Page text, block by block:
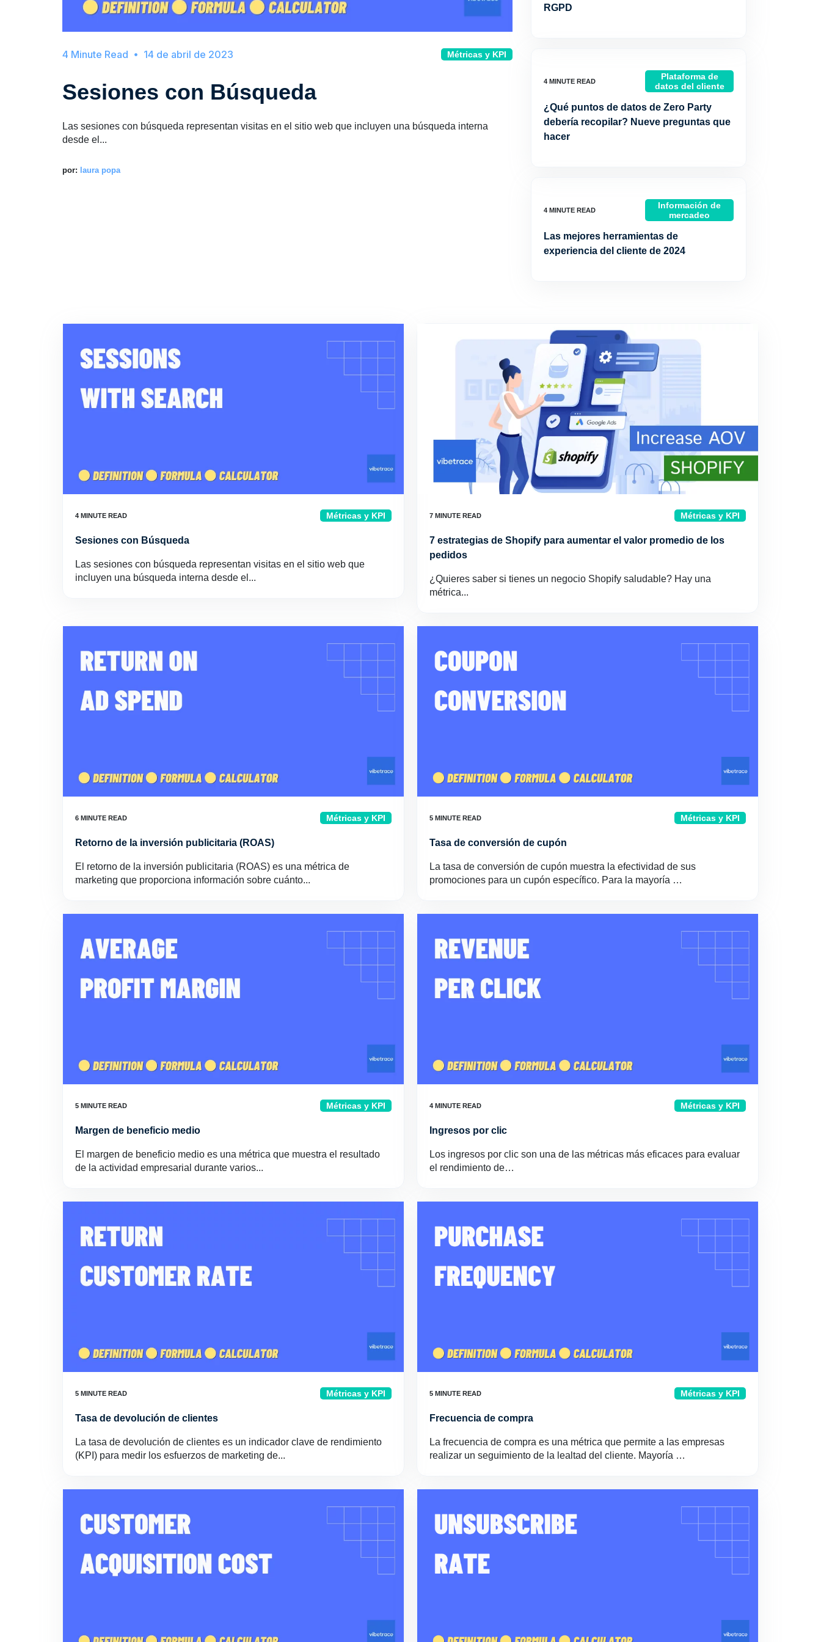
14 de abril de 2023 Métricas y KPI
Sesiones con Búsqueda
Las sesiones con búsqueda representan visitas en el sitio web que incluyen una búsqueda interna
desde el...
por: laura popa
RGPD
Plataforma de
datos del cliente
¿Qué puntos de datos de Zero Party
debería recopilar? Nueve preguntas que
hacer
Información de
mercadeo
Las mejores herramientas de
experiencia del cliente de 2024
Métricas y KPI
Sesiones con Búsqueda
Las sesiones con búsqueda representan visitas en el sitio web que
incluyen una búsqueda interna desde el...
Métricas y KPI
7 estrategias de Shopify para aumentar el valor promedio de los
pedidos
¿Quieres saber si tienes un negocio Shopify saludable? Hay una
métrica...
Métricas y KPI
Retorno de la inversión publicitaria (ROAS)
El retorno de la inversión publicitaria (ROAS) es una métrica de
marketing que proporciona información sobre cuánto...
Métricas y KPI
Tasa de conversión de cupón
La tasa de conversión de cupón muestra la efectividad de sus
promociones para un cupón específico. Para la mayoría …
Métricas y KPI
Margen de beneficio medio
El margen de beneficio medio es una métrica que muestra el resultado
de la actividad empresarial durante varios...
Métricas y KPI
Ingresos por clic
Los ingresos por clic son una de las métricas más eficaces para evaluar
el rendimiento de…
Métricas y KPI
Tasa de devolución de clientes
La tasa de devolución de clientes es un indicador clave de rendimiento
(KPI) para medir los esfuerzos de marketing de...
Métricas y KPI
Frecuencia de compra
La frecuencia de compra es una métrica que permite a las empresas
realizar un seguimiento de la lealtad del cliente. Mayoría …